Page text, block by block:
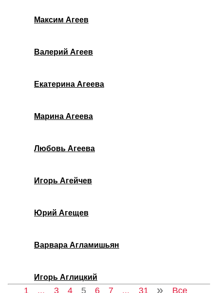
Максим Агеев
Валерий Агеев
Екатерина Агеева
Марина Агеева
Любовь Агеева
Игорь Агейчев
Юрий Агещев
Варвара Агламишьян
Игорь Аглицкий
1 ... 3 4 5 6 7 ... 31 Все